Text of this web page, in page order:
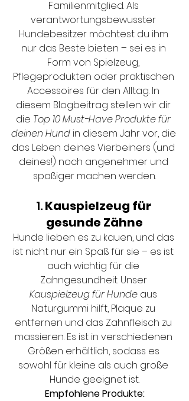
Familienmitglied. Als
verantwortungsbewusster
Hundebesitzer möchtest du ihm
nur das Beste bieten – sei es in
Form von Spielzeug,
Pflegeprodukten oder praktischen
Accessoires für den Alltag. In
diesem Blogbeitrag stellen wir dir
die Top 10 Must-Have Produkte für
deinen Hund in diesem Jahr vor, die
das Leben deines Vierbeiners (und
deines!) noch angenehmer und
spaßiger machen werden.
1. Kauspielzeug für
gesunde Zähne
Hunde lieben es zu kauen, und das
ist nicht nur ein Spaß für sie – es ist
auch wichtig für die
Zahngesundheit. Unser
Kauspielzeug für Hunde aus
Naturgummi hilft, Plaque zu
entfernen und das Zahnfleisch zu
massieren. Es ist in verschiedenen
Größen erhältlich, sodass es
sowohl für kleine als auch große
Hunde geeignet ist.
Empfohlene Produkte: